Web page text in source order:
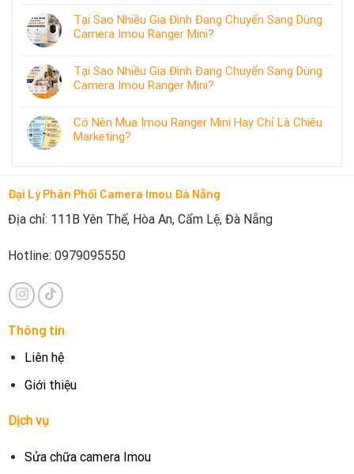
Tại Sao Nhiều Gia Đình Đang Chuyển Sang Dùng
Camera Imou Ranger Mini?
Tại Sao Nhiều Gia Đình Đang Chuyển Sang Dùng
Camera Imou Ranger Mini?
Có Nên Mua Imou Ranger Mini Hay Chỉ Là Chiêu
Marketing?
Đại Lý Phân Phối Camera Imou Đà Nẵng
Địa chỉ: 111B Yên Thế, Hòa An, Cẩm Lệ, Đà Nẵng
Hotline: 0979095550
Thông tin
Liên hệ
Giới thiệu
Dịch vụ
Sửa chữa camera Imou